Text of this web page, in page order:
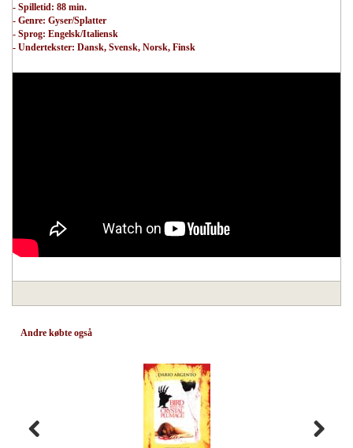
- Spilletid: 88 min.
- Genre: Gyser/Splatter
- Sprog: Engelsk/Italiensk
- Undertekster: Dansk, Svensk, Norsk, Finsk
Andre købte også